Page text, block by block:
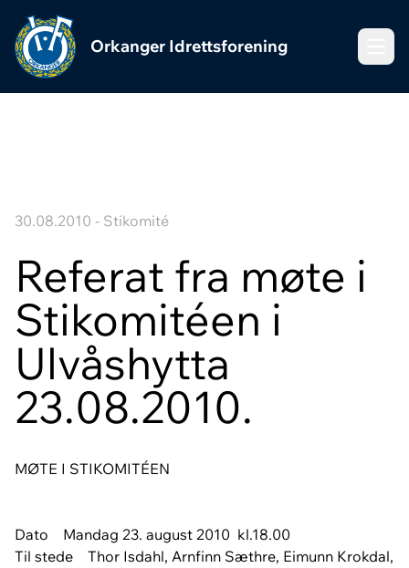
Orkanger Idrettsforening
30.08.2010 - Stikomité
Referat fra møte i
Stikomitéen i
Ulvåshytta
23.08.2010.
MØTE I STIKOMITÉEN
Dato Mandag 23. august 2010 kl.18.00
Til stede Thor Isdahl, Arnfinn Sæthre, Eimunn Krokdal,